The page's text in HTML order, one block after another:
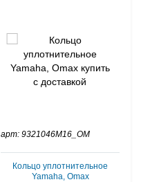
арт: 9321046M16_OM
Кольцо уплотнительное
Yamaha, Omax